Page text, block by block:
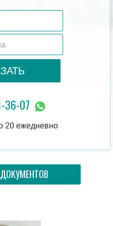
36-07
20 ежедневно